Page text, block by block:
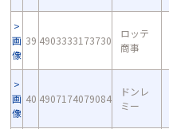
画
像
39 4903333173730
ロッテ
商事
画
像
40 4907174079084
ドンレ
ミー